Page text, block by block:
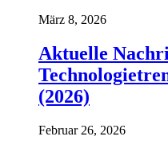
März 8, 2026
Aktuelle
(2026)
Februar 26, 2026